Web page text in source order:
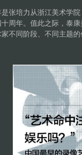
是张培力从浙江美术学
十周年。值此之际，泰
不同阶段、不同主题的